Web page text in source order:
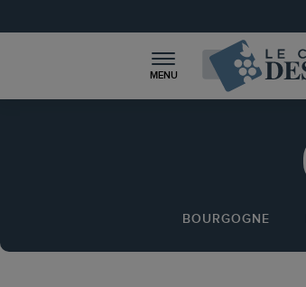
MENU
BOURGOGNE